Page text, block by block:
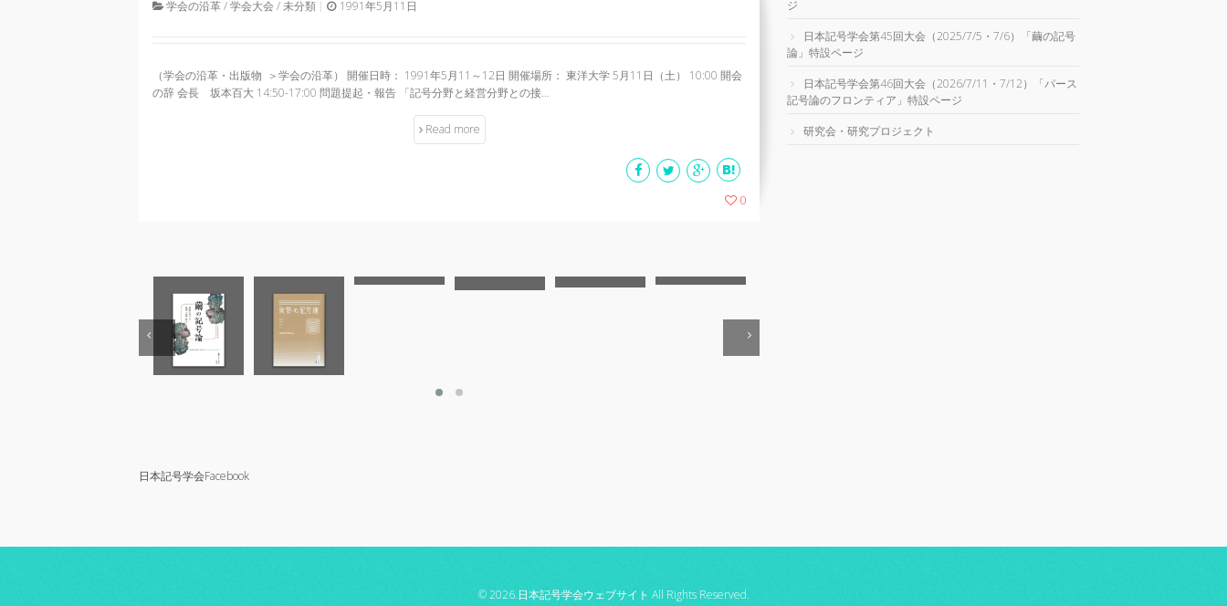
学会の沿革/学会大会/未分類 1991年5月11日
（学会の沿革・出版物 ＞学会の沿革） 開催日時： 1991年5月11～12日 開催場所： 東洋大学 5月11日（土） 10:00 開会
の辞 会長 坂本百大 14:50-17:00 問題提起・報告 「記号分野と経営分野との接…
Read more
0
日本記号学会Facebook
ジ
日本記号学会第45回大会（2025/7/5・7/6）「繭の記号
論」特設ページ
日本記号学会第46回大会（2026/7/11・7/12）「パース
記号論のフロンティア」特設ページ
研究会・研究プロジェクト
© 2026.日本記号学会ウェブサイト All Rights Reserved.